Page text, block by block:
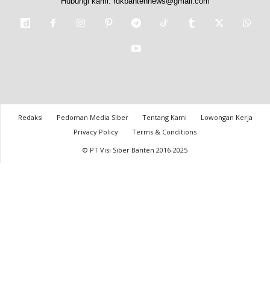
Redaksi Pedoman Media Siber Tentang Kami
Lowongan Kerja
Privacy Policy
Terms & Conditions
© PT Visi Siber Banten 2016-2025